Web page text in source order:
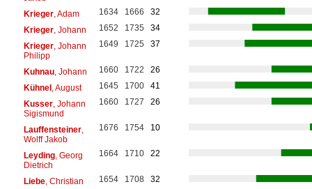
Krieger, Adam 1634 1666
32
Krieger, Johann 1652 1735
34
Krieger, Johann
Philipp
1649 1725 37
Kuhnau, Johann 1660 1722
26
Kühnel, August 1645 1700
41
Kusser, Johann
Sigismund
1660 1727 26
Lauffensteiner,
Wolff Jakob
1676 1754 10
Leyding, Georg
Dietrich
1664 1710 22
Liebe, Christian 1654 1708
32